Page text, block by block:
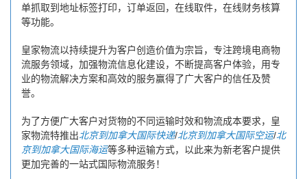
单抓取到地址标签打印，订单返回，在线取件，在线财务核算
等功能。
皇家物流以持续提升为客户创造价值为宗旨，专注跨境电商物
流服务领域，加强物流信息化建设，不断提高客户体验，用专
业的物流解决方案和高效的服务赢得了广大客户的信任及赞
誉。
为了方便广大客户对货物的不同运输时效和物流成本要求，皇
家物流特推出北京到加拿大国际快递/北京到加拿大国际空运/北
京到加拿大国际海运等多种运输方式，以此来为新老客户提供
更加完善的一站式国际物流服务！